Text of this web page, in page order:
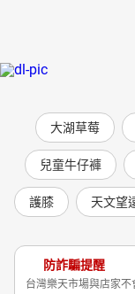
大湖草莓
兒童牛仔褲
護膝 天文望
防詐騙提醒
台灣樂天市場與店家不